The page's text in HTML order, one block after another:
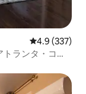
レビュー337
4.9 (337)
ランタ・コン